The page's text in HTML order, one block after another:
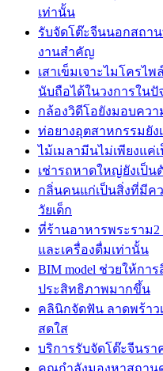
เท่านั้น
รับจัดโต๊ะจีนนอกสถา
งานสำคัญ
เสาเข็มเจาะไมโครไ
นับถือได้ในวงการในปั
กล้องวิดีโอยังมอบคว
ท่อยางอุตสาหกรรมยั
ไม้เมลามีนไม่เพียงแ
เช่ารถหาดใหญ่ยังเป็
กลิ่นคนแก่เป็นสิ่งที่มีค
วัยเด็ก
ที่ร้านอาหารพระราม2
และเครื่องดื่มเท่านั้น
BIM model ช่วยให้กา
ประสิทธิภาพมากขึ้น
คลินิกจัดฟัน ลาดพร้าว
สดใส
บริการรับจัดโต๊ะจีนร
คุณกำลังมองหาสถาน